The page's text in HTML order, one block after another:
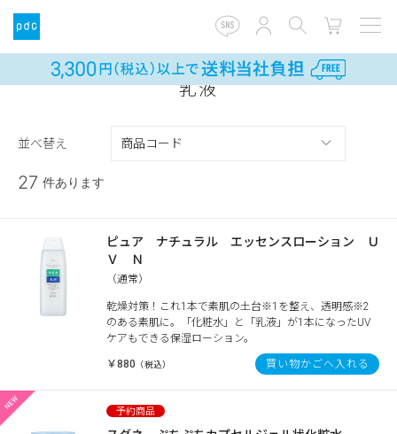
乳液
並べ替え
27 件あります
ピュア ナチュラル エッセンスローション Ｕ
Ｖ Ｎ
（通常）
乾燥対策！これ1本で素肌の土台※1を整え、透明感※2
のある素肌に。「化粧水」と「乳液」が1本になったUV
ケアもできる保湿ローション。
￥880 （税込） 買い物かごへ入れる